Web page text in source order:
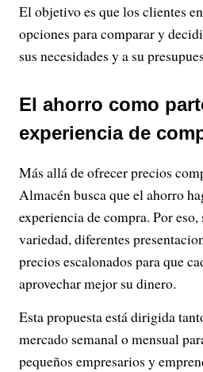
El objetivo es que los clientes
opciones para comparar y
sus necesidades y a su
El ahorro como
experiencia de
Más allá de ofrecer precios
Almacén busca que el ahorro
experiencia de compra. Por
variedad, diferentes
precios escalonados para que
aprovechar mejor su dinero.
Esta propuesta está dirigida
mercado semanal o mensual
pequeños empresarios y